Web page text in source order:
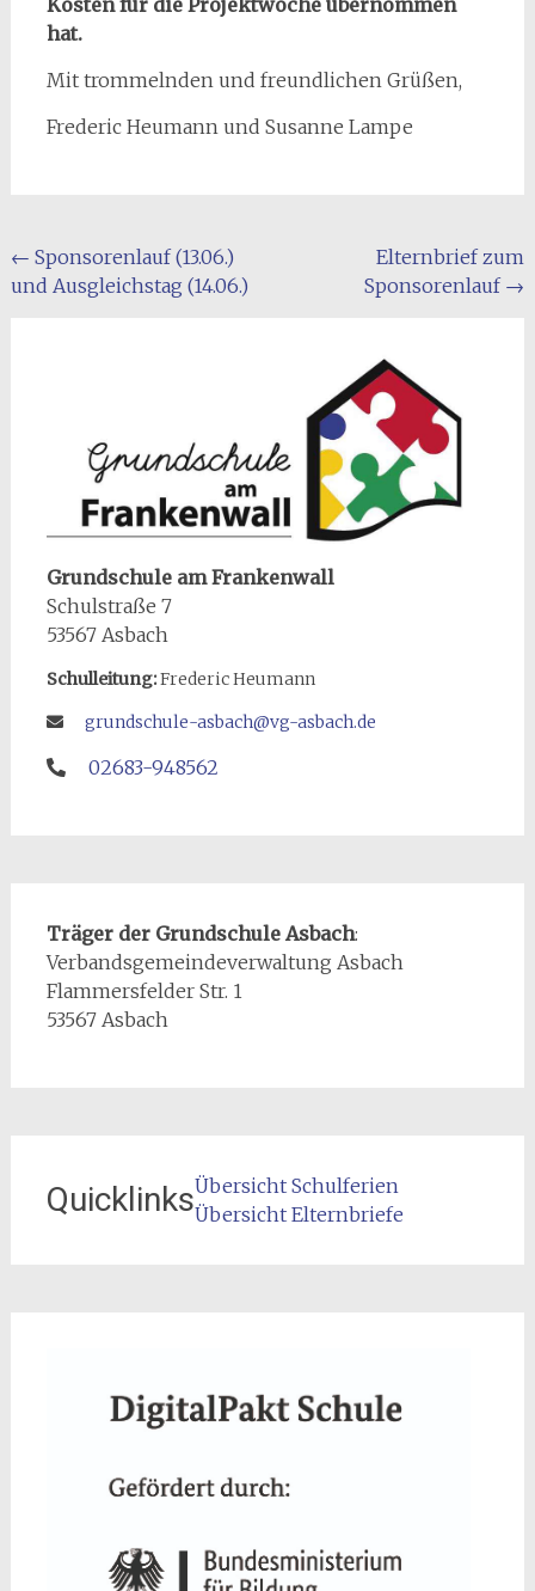
Kosten für die Projektwoche übernommen
hat.
Mit trommelnden und freundlichen Grüßen,
Frederic Heumann und Susanne Lampe
Beitragsnavigation
← Sponsorenlauf (13.06.)
und Ausgleichstag (14.06.)
Elternbrief zum
Sponsorenlauf →
Grundschule am Frankenwall
Schulstraße 7
53567 Asbach
Schulleitung:Frederic Heumann
grundschule-asbach@vg-asbach.de
02683-948562
Träger der Grundschule Asbach:
Verbandsgemeindeverwaltung Asbach
Flammersfelder Str. 1
53567 Asbach
QuicklinksÜbersicht Schulferien
Übersicht Elternbriefe